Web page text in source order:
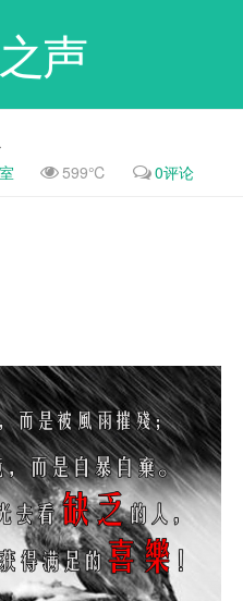
声
599℃ 0评论